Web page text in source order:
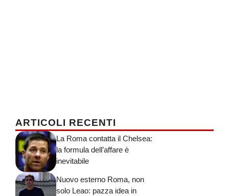
ARTICOLI RECENTI
La Roma contatta il Chelsea:
la formula dell’affare è
inevitabile
Nuovo esterno Roma, non
solo Leao: pazza idea in